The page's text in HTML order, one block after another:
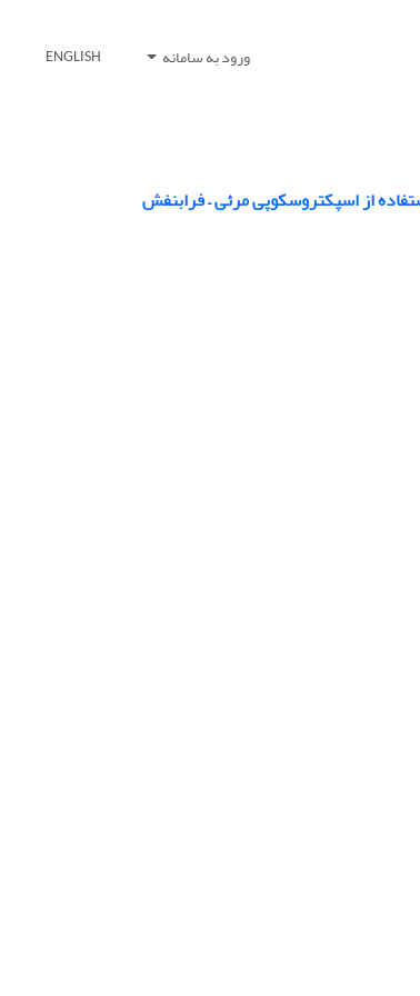
ورود به سامانه ENGLISH
از اسپکتروسکوپی مرئی – فرابنفش